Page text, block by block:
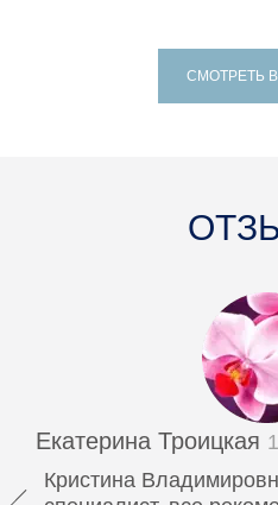
СМОТРЕТЬ
Екатерина Троицкая
Кристина